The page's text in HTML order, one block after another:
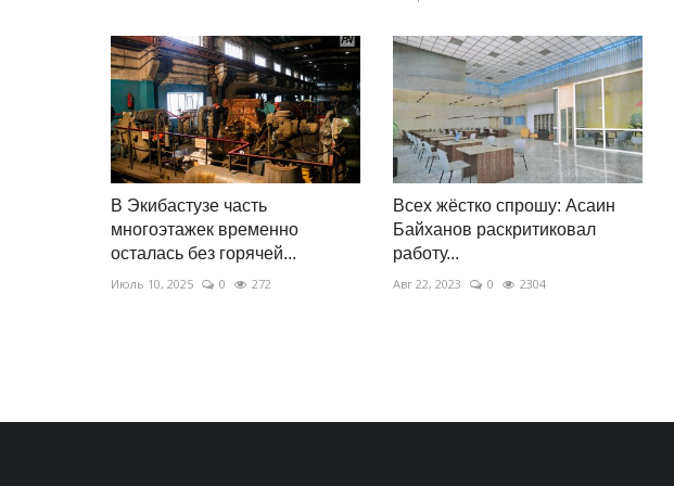
В Экибастузе часть
многоэтажек временно
осталась без горячей...
Июль 10, 2025 0 272
Всех жёстко спрошу: Асаин
Байханов раскритиковал
работу...
Авг 22, 2023 0 2304